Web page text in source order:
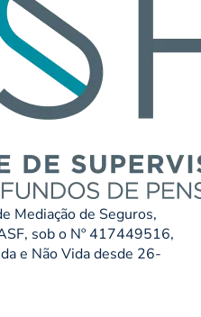
Mediação de Seguros,
sob o Nº 417449516,
e Não Vida desde 26-